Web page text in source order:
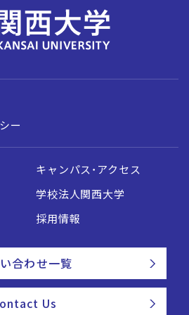
ー
キャンパス・アクセス
学校法人関西大学
採用情報
合わせ一覧
Us